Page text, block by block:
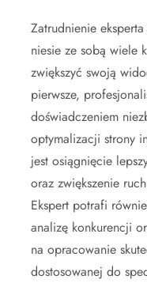
Zatrudnienie
niesie ze sobą wiele
zwiększyć swoją
pierwsze,
doświadczeniem
optymalizacji strony
jest osiągnięcie
oraz zwiększenie
Ekspert potrafi
analizę konkurencji
na opracowanie
dostosowanej do